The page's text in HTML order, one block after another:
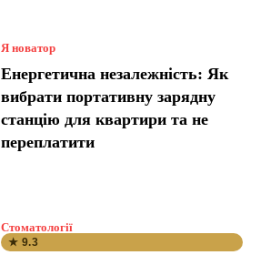
Я новатор
Енергетична незалежність: Як
вибрати портативну зарядну
станцію для квартири та не
переплатити
Стоматології
★ 9.3